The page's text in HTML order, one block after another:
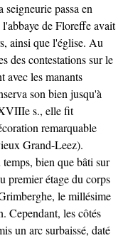
passa en
de Floreffe avait
ainsi que l'église. Au
des contestations sur le
avec les manants
son bien jusqu'à
s., elle fit
remarquable
Grand-Leez).
bien que bâti sur
premier étage du corps
le millésime
Cependant, les côtés
un arc surbaissé, daté